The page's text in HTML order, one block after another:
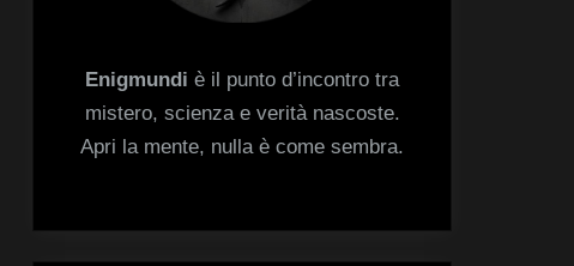
Enigmundi è il punto d’incontro tra
mistero, scienza e verità nascoste.
Apri la mente, nulla è come sembra.